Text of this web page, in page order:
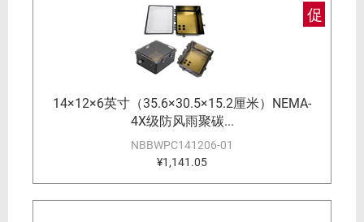
促
14×12×6英寸（35.6×30.5×15.2厘米）NEMA-
4X级防风雨聚碳...
NBBWPC141206-01
¥1,141.05